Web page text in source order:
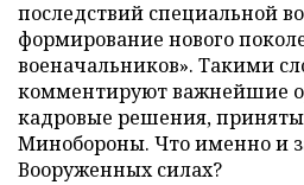
последствий специальной
формирование нового
военачальников». Такими
комментируют важнейшие
кадровые решения,
Минобороны. Что именно и
Вооруженных силах?